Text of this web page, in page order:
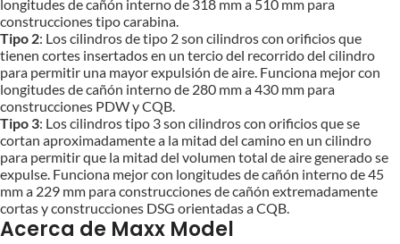
longitudes de cañón interno de 318 mm a 510 mm para
construcciones tipo carabina.
Tipo 2: Los cilindros de tipo 2 son cilindros con orificios que
tienen cortes insertados en un tercio del recorrido del cilindro
para permitir una mayor expulsión de aire. Funciona mejor con
longitudes de cañón interno de 280 mm a 430 mm para
construcciones PDW y CQB.
Tipo 3: Los cilindros tipo 3 son cilindros con orificios que se
cortan aproximadamente a la mitad del camino en un cilindro
para permitir que la mitad del volumen total de aire generado se
expulse. Funciona mejor con longitudes de cañón interno de 45
mm a 229 mm para construcciones de cañón extremadamente
cortas y construcciones DSG orientadas a CQB.
Acerca de Maxx Model